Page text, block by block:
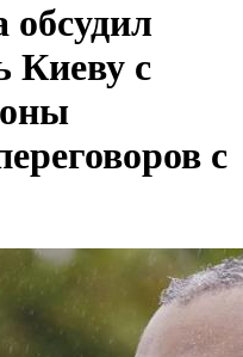
обсудил
Киеву с
с